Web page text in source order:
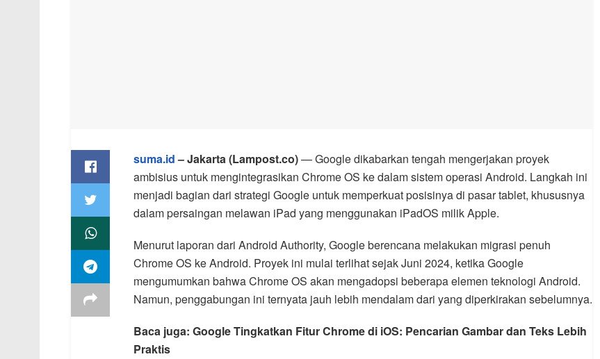
suma.id– Jakarta (Lampost.co)— Google dikabarkan tengah mengerjakan proyek
ambisius untuk mengintegrasikan Chrome OS ke dalam sistem operasi Android. Langkah ini
menjadi bagian dari strategi Google untuk memperkuat posisinya di pasar tablet, khususnya
dalam persaingan melawan iPad yang menggunakan iPadOS milik Apple.
Menurut laporan dari Android Authority, Google berencana melakukan migrasi penuh
Chrome OS ke Android. Proyek ini mulai terlihat sejak Juni 2024, ketika Google
mengumumkan bahwa Chrome OS akan mengadopsi beberapa elemen teknologi Android.
Namun, penggabungan ini ternyata jauh lebih mendalam dari yang diperkirakan sebelumnya.
Baca juga: Google Tingkatkan Fitur Chrome di iOS: Pencarian Gambar dan Teks Lebih
Praktis